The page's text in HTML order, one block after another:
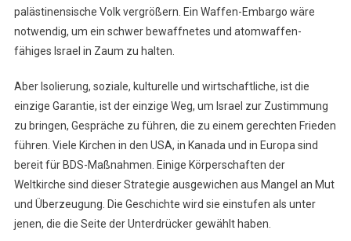
palästinensische Volk vergrößern. Ein Waffen-Embargo wäre
notwendig, um ein schwer bewaffnetes und atomwaffen-
fähiges Israel in Zaum zu halten.
Aber Isolierung, soziale, kulturelle und wirtschaftliche, ist die
einzige Garantie, ist der einzige Weg, um Israel zur Zustimmung
zu bringen, Gespräche zu führen, die zu einem gerechten Frieden
führen. Viele Kirchen in den USA, in Kanada und in Europa sind
bereit für BDS-Maßnahmen. Einige Körperschaften der
Weltkirche sind dieser Strategie ausgewichen aus Mangel an Mut
und Überzeugung. Die Geschichte wird sie einstufen als unter
jenen, die die Seite der Unterdrücker gewählt haben.